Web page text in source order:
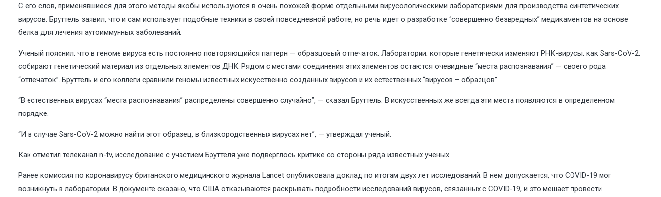
С его слов, применявшиеся для этого методы якобы используются в очень похожей форме отдельными вирусологическими лабораториями для производства синтетических
вирусов. Бруттель заявил, что и сам использует подобные техники в своей повседневной работе, но речь идет о разработке “совершенно безвредных” медикаментов на основе
белка для лечения аутоиммунных заболеваний.
Ученый пояснил, что в геноме вируса есть постоянно повторяющийся паттерн — образцовый отпечаток. Лаборатории, которые генетически изменяют РНК-вирусы, как Sars-CoV-2,
собирают генетический материал из отдельных элементов ДНК. Рядом с местами соединения этих элементов остаются очевидные “места распознавания” — своего рода
“отпечаток”. Бруттель и его коллеги сравнили геномы известных искусственно созданных вирусов и их естественных “вирусов – образцов”.
“В естественных вирусах “места распознавания” распределены совершенно случайно”, — сказал Бруттель. В искусственных же всегда эти места появляются в определенном
порядке.
“И в случае Sars-CoV-2 можно найти этот образец, в близкородственных вирусах нет”, — утверждал ученый.
Как отметил телеканал n-tv, исследование с участием Бруттеля уже подверглось критике со стороны ряда известных ученых.
Ранее комиссия по коронавирусу британского медицинского журнала Lancet опубликовала доклад по итогам двух лет исследований. В нем допускается, что COVID-19 мог
возникнуть в лаборатории. В документе сказано, что США отказываются раскрывать подробности исследований вирусов, связанных с COVID-19, и это мешает провести